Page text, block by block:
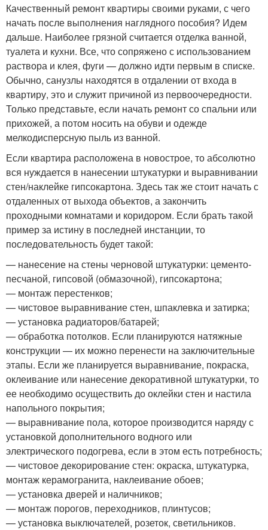
Качественный ремонт квартиры своими руками, с чего
начать после выполнения наглядного пособия? Идем
дальше. Наиболее грязной считается отделка ванной,
туалета и кухни. Все, что сопряжено с использованием
раствора и клея, фуги — должно идти первым в списке.
Обычно, санузлы находятся в отдалении от входа в
квартиру, это и служит причиной из первоочередности.
Только представьте, если начать ремонт со спальни или
прихожей, а потом носить на обуви и одежде
мелкодисперсную пыль из ванной.
Если квартира расположена в новострое, то абсолютно
вся нуждается в нанесении штукатурки и выравнивании
стен/наклейке гипсокартона. Здесь так же стоит начать с
отдаленных от выхода объектов, а закончить
проходными комнатами и коридором. Если брать такой
пример за истину в последней инстанции, то
последовательность будет такой:
— нанесение на стены черновой штукатурки: цементо-
песчаной, гипсовой (обмазочной), гипсокартона;
— монтаж перестенков;
— чистовое выравнивание стен, шпаклевка и затирка;
— установка радиаторов/батарей;
— обработка потолков. Если планируются натяжные
конструкции — их можно перенести на заключительные
этапы. Если же планируется выравнивание, покраска,
оклеивание или нанесение декоративной штукатурки, то
ее необходимо осуществить до оклейки стен и настила
напольного покрытия;
— выравнивание пола, которое производится наряду с
установкой дополнительного водного или
электрического подогрева, если в этом есть потребность;
— чистовое декорирование стен: окраска, штукатурка,
монтаж керамогранита, наклеивание обоев;
— установка дверей и наличников;
— монтаж порогов, переходников, плинтусов;
— установка выключателей, розеток, светильников.